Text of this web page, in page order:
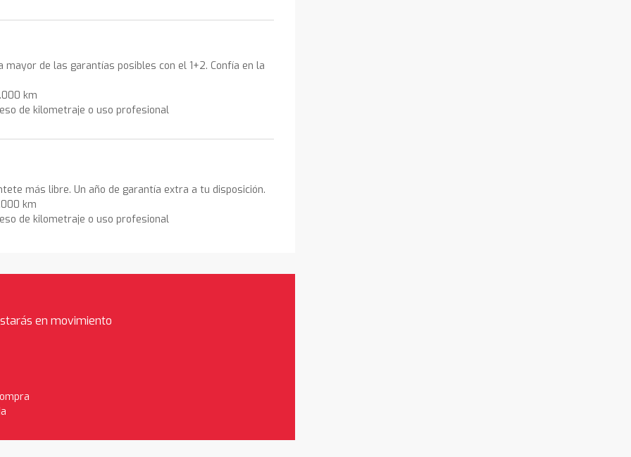
mayor de las garantías posibles con el 1+2. Confía en la
km
de kilometraje o uso profesional
más libre. Un año de garantía extra a tu disposición.
km
de kilometraje o uso profesional
en movimiento